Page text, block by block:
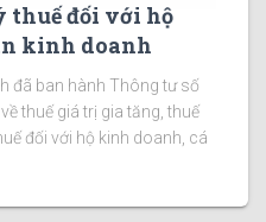
thuế đối với hộ
kinh doanh
đã ban hành Thông tư số
thuế giá trị gia tăng, thuế
đối với hộ kinh doanh, cá